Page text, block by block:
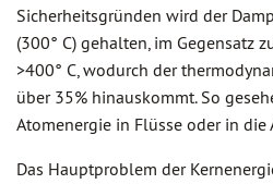
Sicherheitsgründen wird der
(300° C) gehalten, im Gegensatz
>400° C, wodurch der
über 35% hinauskommt. So
Atomenergie in Flüsse oder in
Das Hauptproblem der